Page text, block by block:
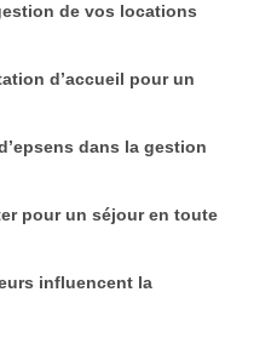
de vos locations
d’accueil pour un
dans la gestion
pour un séjour en toute
influencent la